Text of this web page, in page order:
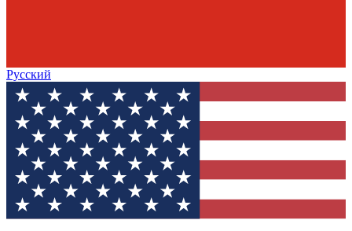
Русский